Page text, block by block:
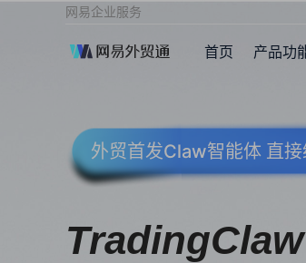
网易企业服务
首页 产品功
外贸首发Claw智能体 直
TradingClaw